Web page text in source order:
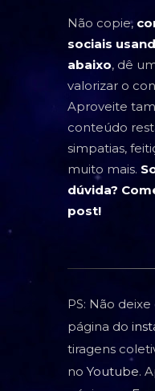
Não copie,
sociais
abaixo, dê
valorizar o
Aproveite
conteúdo
simpatias,
muito mais.
dúvida?
post!
PS: Não
página do
tiragens
no Youtube.